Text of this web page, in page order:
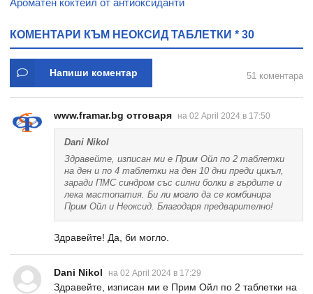
КОМЕНТАРИ КЪМ НЕОКСИД ТАБЛЕТКИ * 30
Напиши коментар 51 коментара
www.framar.bg отговаря на 02 April 2024 в 17:50
Dani Nikol
Здравейте, изписан ми е Прим Ойл по 2 таблетки
на ден и по 4 таблетки на ден 10 дни преди цикъл,
заради ПМС синдром със силни болки в гърдите и
лека мастопатия. Би ли могло да се комбинира
Прим Ойл и Неоксид. Благодаря предварително!
Здравейте! Да, би могло.
Dani Nikol на 02 April 2024 в 17:29
Здравейте, изписан ми е Прим Ойл по 2 таблетки на